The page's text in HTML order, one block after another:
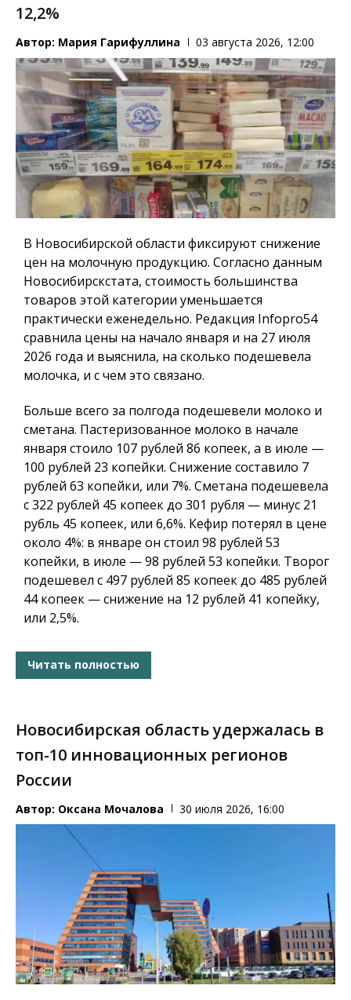
12,2%
Автор: Мария Гарифуллина 03 августа 2026, 12:00
В Новосибирской области фиксируют снижение
цен на молочную продукцию. Согласно данным
Новосибирскстата, стоимость большинства
товаров этой категории уменьшается
практически еженедельно. Редакция Infopro54
сравнила цены на начало января и на 27 июля
2026 года и выяснила, на сколько подешевела
молочка, и с чем это связано.
Больше всего за полгода подешевели молоко и
сметана. Пастеризованное молоко в начале
января стоило 107 рублей 86 копеек, а в июле —
100 рублей 23 копейки. Снижение составило 7
рублей 63 копейки, или 7%. Сметана подешевела
с 322 рублей 45 копеек до 301 рубля — минус 21
рубль 45 копеек, или 6,6%. Кефир потерял в цене
около 4%: в январе он стоил 98 рублей 53
копейки, в июле — 98 рублей 53 копейки. Творог
подешевел с 497 рублей 85 копеек до 485 рублей
44 копеек — снижение на 12 рублей 41 копейку,
или 2,5%.
Читать полностью
Новосибирская область удержалась в
топ-10 инновационных регионов
России
Автор: Оксана Мочалова 30 июля 2026, 16:00